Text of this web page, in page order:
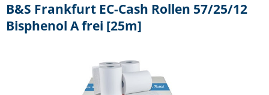
B&S Frankfurt EC-Cash Rollen 57/25/12
Bisphenol A frei [25m]